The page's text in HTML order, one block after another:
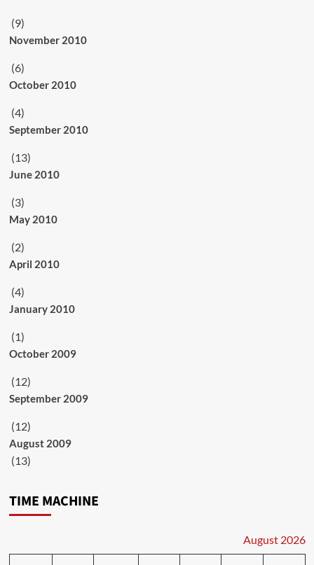
(9)
November 2010
(6)
October 2010
(4)
September 2010
(13)
June 2010
(3)
May 2010
(2)
April 2010
(4)
January 2010
(1)
October 2009
(12)
September 2009
(12)
August 2009
(13)
TIME MACHINE
August 2026